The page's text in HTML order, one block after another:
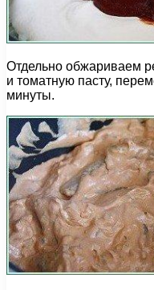
Отдельно обжариваем
и томатную пасту,
минуты.